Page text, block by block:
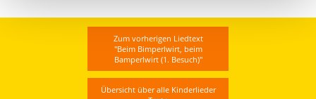
Zum vorherigen Liedtext
"Beim Bimperlwirt, beim
Bamperlwirt (1. Besuch)"
Übersicht über alle Kinderlieder